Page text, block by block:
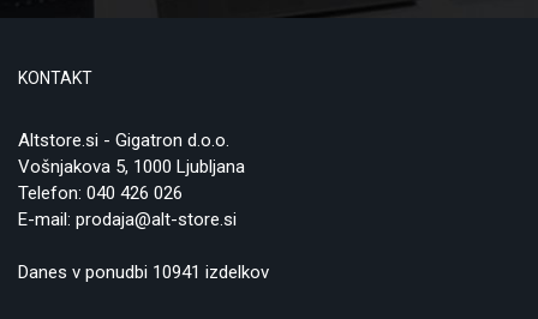
KONTAKT
Altstore.si - Gigatron d.o.o.
Vošnjakova 5, 1000 Ljubljana
Telefon: 040 426 026
E-mail: prodaja@alt-store.si
Danes v ponudbi 10941 izdelkov